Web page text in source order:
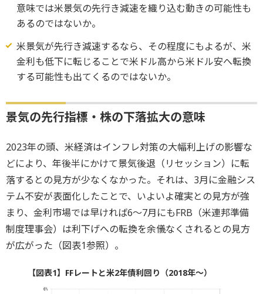
意味では米景気の先行き減速を織り込む動きの可能性も
あるのではないか。
米景気が先行き減速するなら、その程度にもよるが、米
金利も低下に転じることで米ドル高から米ドル安へ転換
する可能性も出てくるのではないか。
景気の先行指標・株の下落拡大の意味
2023年の頭、米経済はインフレ対策の大幅利上げの影響な
どにより、年後半にかけて景気後退（リセッション）に転
落するとの見方が少なくなかった。それは、3月に金融シス
テム不安が表面化したことで、いよいよ確実との見方が強
まり、金利市場では早ければ6～7月にもFRB（米連邦準備
制度理事会）は利下げへの転換を余儀なくされるとの見方
が広がった（図表1参照）。
【図表1】FFレートと米2年債利回り（2018年～）